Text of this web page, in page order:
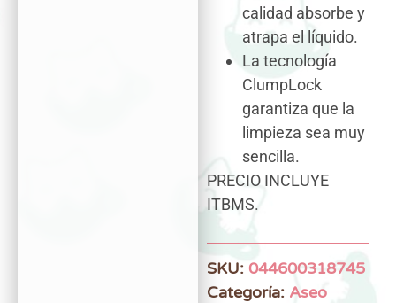
calidad absorbe y
atrapa el líquido.
La tecnología
ClumpLock
garantiza que la
limpieza sea muy
sencilla.
PRECIO INCLUYE
ITBMS.
SKU: 044600318745
Categoría: Aseo